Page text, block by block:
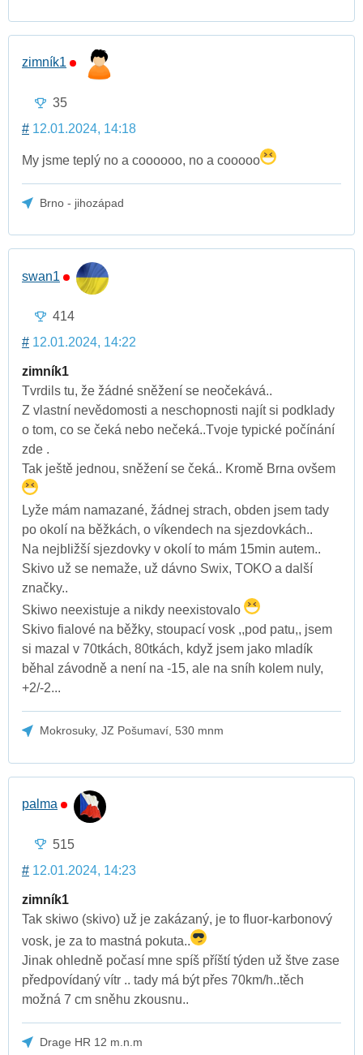
zimník1
35
# 12.01.2024, 14:18
My jsme teplý no a coooooo, no a cooooo
Brno - jihozápad
swan1
414
# 12.01.2024, 14:22
zimník1
Tvrdils tu, že žádné sněžení se neočekává..
Z vlastní nevědomosti a neschopnosti najít si podklady
o tom, co se čeká nebo nečeká..Tvoje typické počínání
zde .
Tak ještě jednou, sněžení se čeká.. Kromě Brna ovšem
Lyže mám namazané, žádnej strach, obden jsem tady
po okolí na běžkách, o víkendech na sjezdovkách..
Na nejbližší sjezdovky v okolí to mám 15min autem..
Skivo už se nemaže, už dávno Swix, TOKO a další
značky..
Skiwo neexistuje a nikdy neexistovalo
Skivo fialové na běžky, stoupací vosk ,,pod patu,, jsem
si mazal v 70tkách, 80tkách, když jsem jako mladík
běhal závodně a není na -15, ale na sníh kolem nuly,
+2/-2...
Mokrosuky, JZ Pošumaví, 530 mnm
palma
515
# 12.01.2024, 14:23
zimník1
Tak skiwo (skivo) už je zakázaný, je to fluor-karbonový
vosk, je za to mastná pokuta..
Jinak ohledně počasí mne spíš příští týden už štve zase
předpovídaný vítr .. tady má být přes 70km/h..těch
možná 7 cm sněhu zkousnu..
Drage HR 12 m.n.m